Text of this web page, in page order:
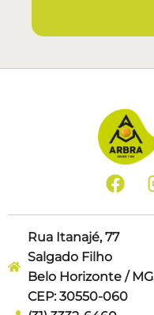
Rua Itanajé, 77
Salgado Filho
Belo Horizonte / MG
CEP: 30550-060